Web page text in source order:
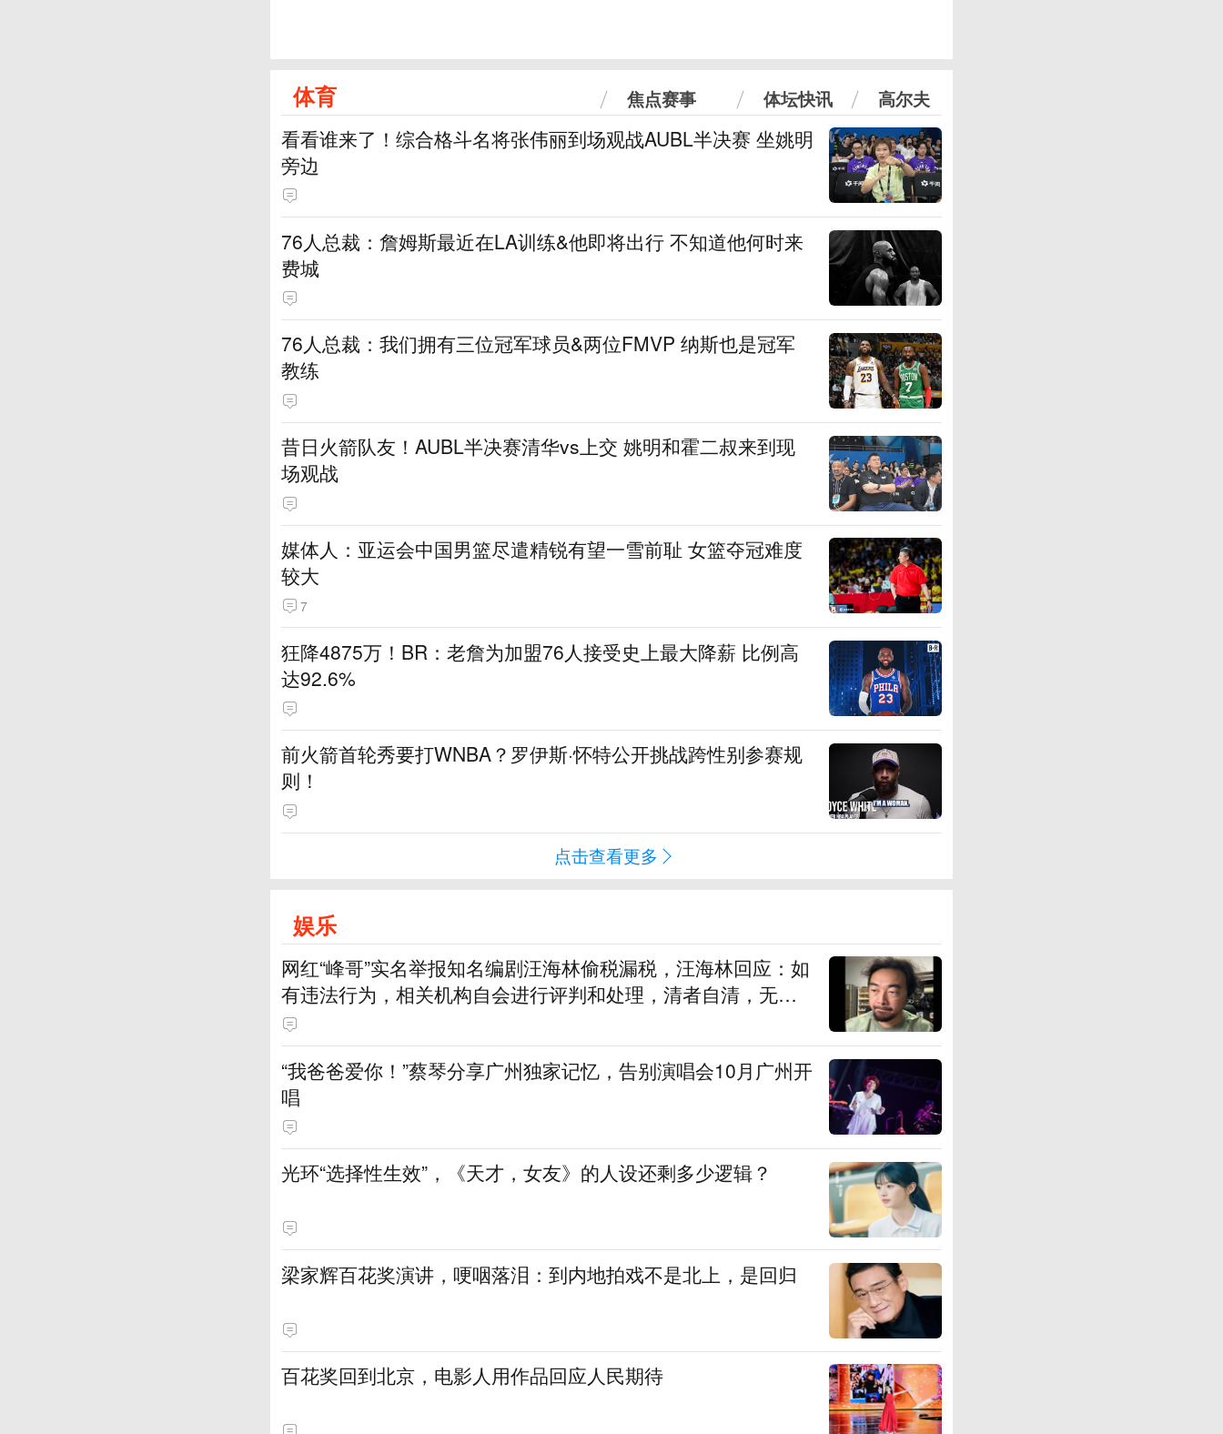
体育 焦点赛事 体坛快讯 高尔夫
看看谁来了！综合格斗名将张伟丽到场观战AUBL半决赛 坐姚明
旁边
76人总裁：詹姆斯最近在LA训练&他即将出行 不知道他何时来
费城
76人总裁：我们拥有三位冠军球员&两位FMVP 纳斯也是冠军
教练
昔日火箭队友！AUBL半决赛清华vs上交 姚明和霍二叔来到现
场观战
媒体人：亚运会中国男篮尽遣精锐有望一雪前耻 女篮夺冠难度
较大
7
狂降4875万！BR：老詹为加盟76人接受史上最大降薪 比例高
达92.6%
前火箭首轮秀要打WNBA？罗伊斯·怀特公开挑战跨性别参赛规
则！
点击查看更多
娱乐
网红“峰哥”实名举报知名编剧汪海林偷税漏税，汪海林回应：如
有违法行为，相关机构自会进行评判和处理，清者自清，无需
一一回应
“我爸爸爱你！”蔡琴分享广州独家记忆，告别演唱会10月广州开
唱
光环“选择性生效”，《天才，女友》的人设还剩多少逻辑？
梁家辉百花奖演讲，哽咽落泪：到内地拍戏不是北上，是回归
百花奖回到北京，电影人用作品回应人民期待